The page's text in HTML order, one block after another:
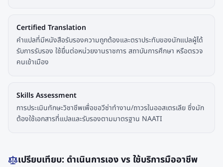
Certified Translation
คำแปลที่มีหนังสือรับรองความถูกต้องและตราประทับของนักแปลผู้ได้
รับการรับรอง ใช้ยื่นต่อหน่วยงานราชการ สถาบันการศึกษา หรือตรวจ
คนเข้าเมือง
Skills Assessment
การประเมินทักษะวิชาชีพเพื่อขอวีซ่าทำงาน/ถาวรในออสเตรเลีย ซึ่งมัก
ต้องใช้เอกสารที่แปลและรับรองตามมาตรฐาน NAATI
เปรียบเทียบ: ดำเนินการเอง vs ใช้บริการมืออาชีพ